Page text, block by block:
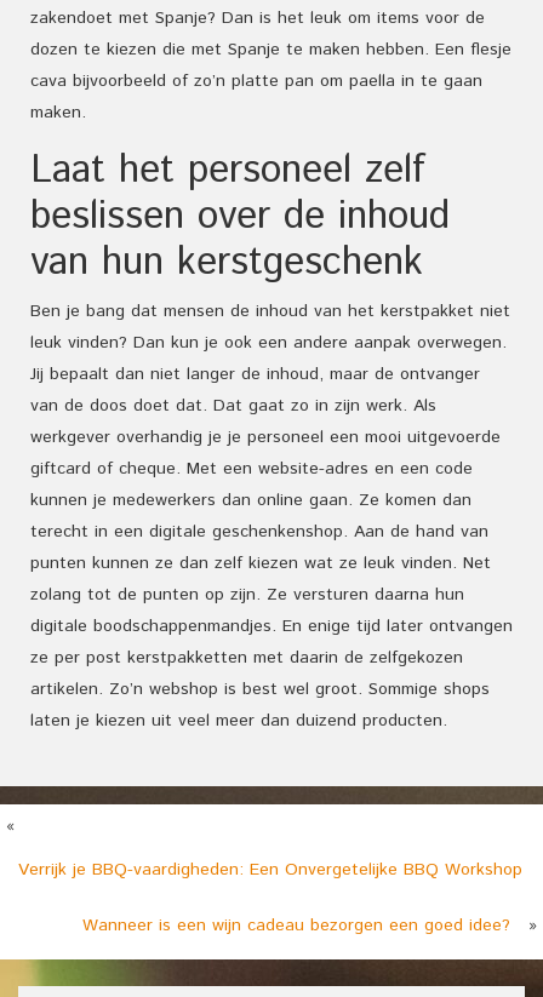
zakendoet met Spanje? Dan is het leuk om items voor de
dozen te kiezen die met Spanje te maken hebben. Een flesje
cava bijvoorbeeld of zo’n platte pan om paella in te gaan
maken.
Laat het personeel zelf
beslissen over de inhoud
van hun kerstgeschenk
Ben je bang dat mensen de inhoud van het kerstpakket niet
leuk vinden? Dan kun je ook een andere aanpak overwegen.
Jij bepaalt dan niet langer de inhoud, maar de ontvanger
van de doos doet dat. Dat gaat zo in zijn werk. Als
werkgever overhandig je je personeel een mooi uitgevoerde
giftcard of cheque. Met een website-adres en een code
kunnen je medewerkers dan online gaan. Ze komen dan
terecht in een digitale geschenkenshop. Aan de hand van
punten kunnen ze dan zelf kiezen wat ze leuk vinden. Net
zolang tot de punten op zijn. Ze versturen daarna hun
digitale boodschappenmandjes. En enige tijd later ontvangen
ze per post kerstpakketten met daarin de zelfgekozen
artikelen. Zo’n webshop is best wel groot. Sommige shops
laten je kiezen uit veel meer dan duizend producten.
«
Verrijk je BBQ-vaardigheden: Een Onvergetelijke BBQ Workshop
Wanneer is een wijn cadeau bezorgen een goed idee? »